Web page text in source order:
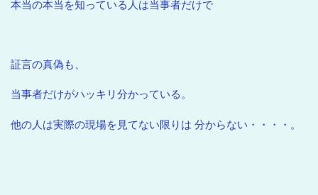
本当の本当を知っている人は当事者だけで
証言の真偽も、
当事者だけがハッキリ分かっている。
他の人は実際の現場を見てない限りは 分からない・・・・。